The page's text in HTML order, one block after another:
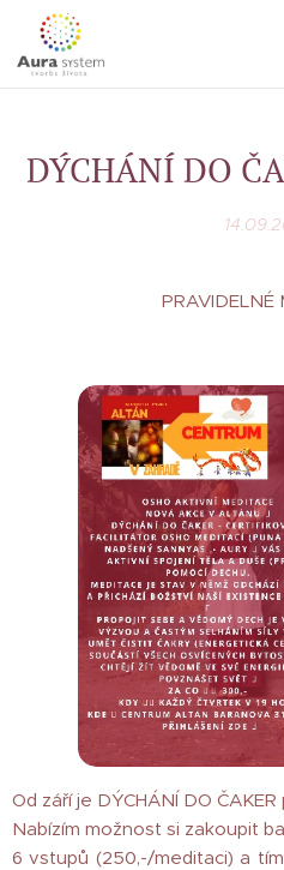
DÝCHÁNÍ DO
PRAVIDELNÉ
Od září je DÝCHÁNÍ DO
Nabízím možnost si zakoupit
6 vstupů (250,-/meditaci) a